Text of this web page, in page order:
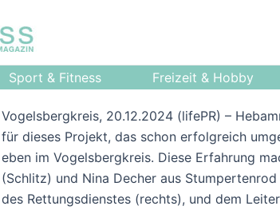
Sport & Fitness Freizeit & Hobby
Vogelsbergkreis, 20.12.2024 (lifePR) –
für dieses Projekt, das schon erfolgreich
eben im Vogelsbergkreis. Diese Erfahrung
(Schlitz) und Nina Decher aus
des Rettungsdienstes (rechts), und dem
navigation